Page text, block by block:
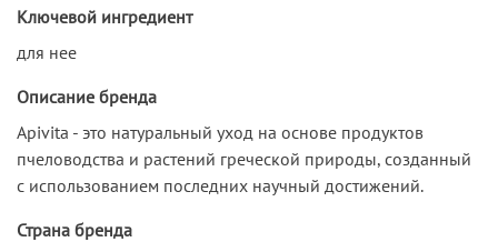
Ключевой ингредиент
для нее
Описание бренда
Apivita - это натуральный уход на основе продуктов
пчеловодства и растений греческой природы, созданный
с использованием последних научный достижений.
Страна бренда